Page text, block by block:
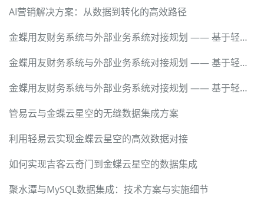
AI营销解决方案：从数据到转化的高效路径
金蝶用友财务系统与外部业务系统对接规划 —— 基于轻易云数据集成平台的技术实现
金蝶用友财务系统与外部业务系统对接规划 —— 基于轻易云数据集成平台的技术实现
金蝶用友财务系统与外部业务系统对接规划 —— 基于轻易云数据集成平台的技术实现
管易云与金蝶云星空的无缝数据集成方案
利用轻易云实现金蝶云星空的高效数据对接
如何实现吉客云奇门到金蝶云星空的数据集成
聚水潭与MySQL数据集成：技术方案与实施细节